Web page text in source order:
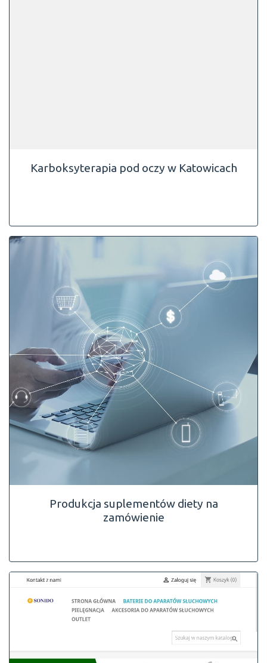
Karboksyterapia pod oczy w Katowicach
Produkcja suplementów diety na
zamówienie